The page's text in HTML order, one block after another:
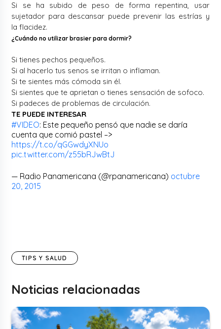
Si se ha subido de peso de forma repentina, usar
sujetador para descansar puede prevenir las estrías y
la flacidez.
¿Cuándo no utilizar brasier para dormir?
Si tienes pechos pequeños.
Si al hacerlo tus senos se irritan o inflaman.
Si te sientes más cómoda sin él.
Si sientes que te aprietan o tienes sensación de sofoco.
Si padeces de problemas de circulación.
TE PUEDE INTERESAR
#VIDEO: Este pequeño pensó que nadie se daría
cuenta que comió pastel –>
https://t.co/qGGwdyXNUo
pic.twitter.com/z55bRJwBtJ
— Radio Panamericana (@rpanamericana) octubre
20, 2015
TIPS Y SALUD
Noticias relacionadas